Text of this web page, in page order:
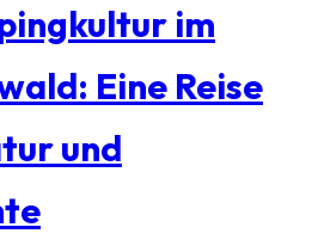
im
Eine Reise
und